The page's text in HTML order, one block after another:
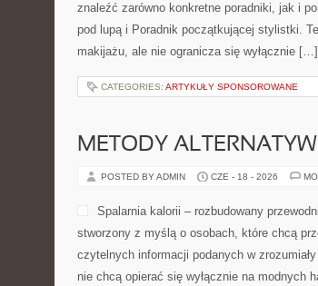
znaleźć zarówno konkretne poradniki, jak i
pod lupą i Poradnik początkującej stylistki.
makijażu, ale nie ogranicza się wyłącznie […]
CATEGORIES: ARTYKUŁY SPONSOROWANE
METODY
POSTED BY ADMIN CZE - 18 - 2026
Spalarnia kalorii – rozbudowany
stworzony z myślą o osobach, które chcą
czytelnych informacji podanych w
nie chcą opierać się wyłącznie na modnych